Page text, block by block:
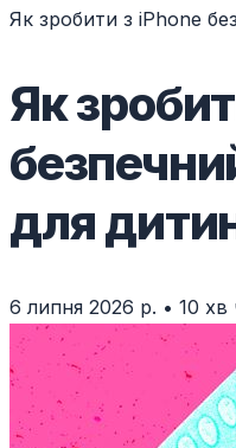
Як зробити з iPhone
Як
для
6 липня 2026 р. • 10 хв